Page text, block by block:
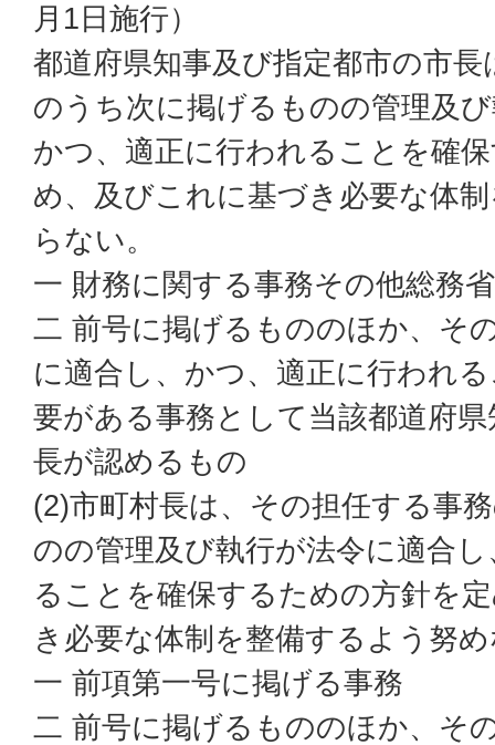
月1日施行）
都道府県知事及び指定都市の市
のうち次に掲げるものの管理及
かつ、適正に行われることを確
め、及びこれに基づき必要な体
らない。
一 財務に関する事務その他総務
二 前号に掲げるもののほか、そ
に適合し、かつ、適正に行われ
要がある事務として当該都道府
長が認めるもの
(2)市町村長は、その担任する事
のの管理及び執行が法令に適合
ることを確保するための方針を
き必要な体制を整備するよう努
一 前項第一号に掲げる事務
二 前号に掲げるもののほか、そ